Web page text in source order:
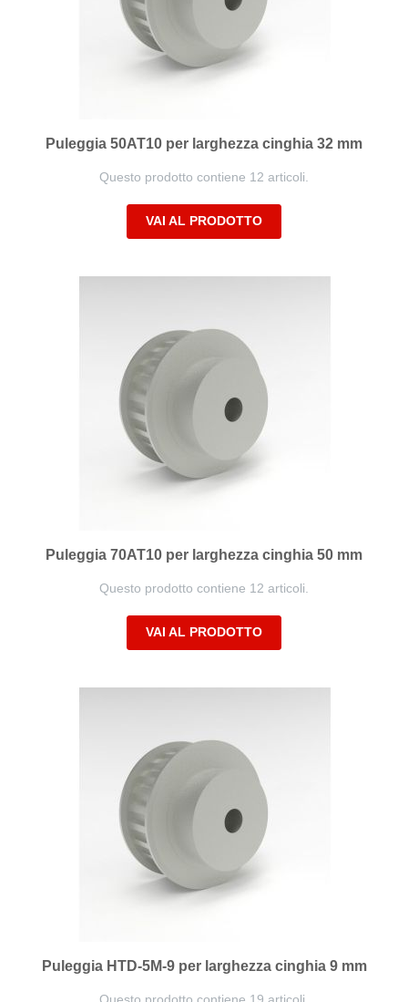
Puleggia 50AT10 per larghezza cinghia 32 mm
Questo prodotto contiene 12 articoli.
VAI AL PRODOTTO
Puleggia 70AT10 per larghezza cinghia 50 mm
Questo prodotto contiene 12 articoli.
VAI AL PRODOTTO
Puleggia HTD-5M-9 per larghezza cinghia 9 mm